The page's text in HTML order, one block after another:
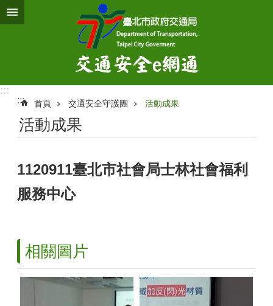
跳到主要內容區塊
:::
:::
首頁 交通安全守護團 活動成果
活動成果
1120911臺北市社會局士林社會福利
服務中心
相關圖片